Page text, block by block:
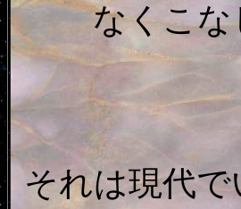
なくこな
それは現代